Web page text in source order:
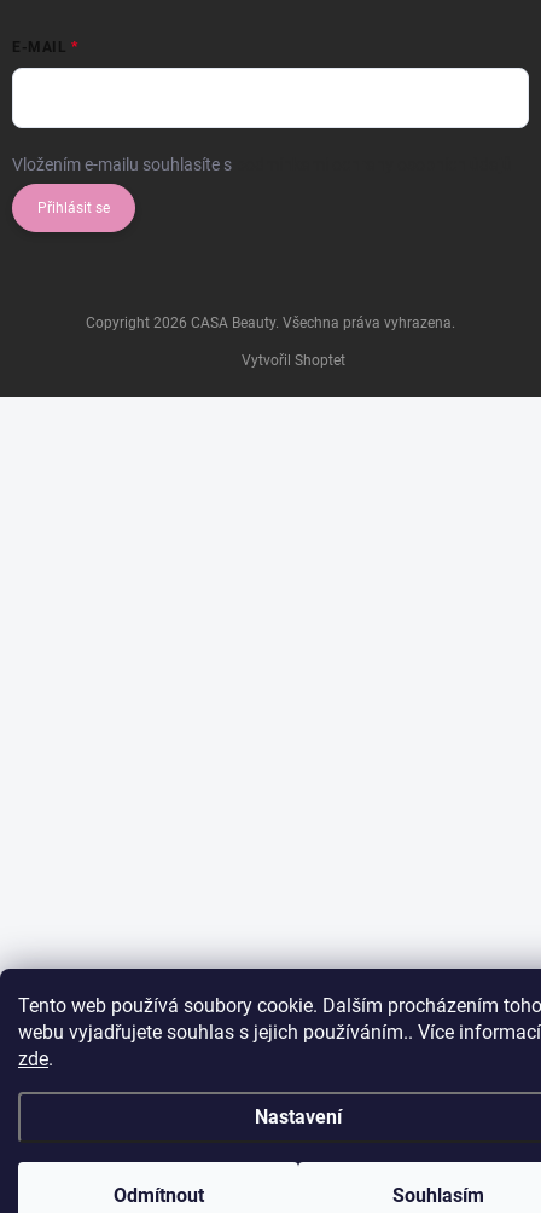
Tento web používá soubory cookie. Dalším procházením
webu vyjadřujete souhlas s jejich používáním.. Více informací
zde.
Nastavení
Odmítnout Souhlasím
E-MAIL
Vložením e-mailu souhlasíte s
Přihlásit se
Vytvořil Shoptet
Copyright 2026 CASA Beauty. Všechna práva vyhrazena.